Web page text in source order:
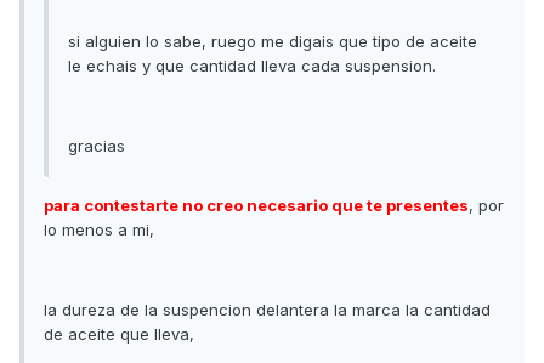
si alguien lo sabe, ruego me digais que tipo de aceite
le echais y que cantidad lleva cada suspension.
gracias
para contestarte no creo necesario que te presentes, por
lo menos a mi,
la dureza de la suspencion delantera la marca la cantidad
de aceite que lleva,